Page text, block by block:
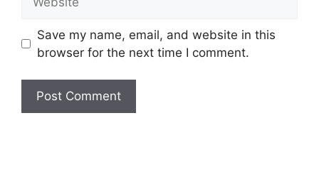
Save my name, email, and website in this
browser for the next time I comment.